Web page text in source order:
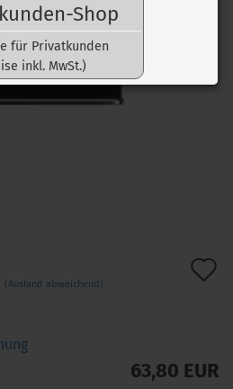
Shop
für Privatkunden
inkl. MwSt.)
(Ausland abweichend)
63,80 EUR